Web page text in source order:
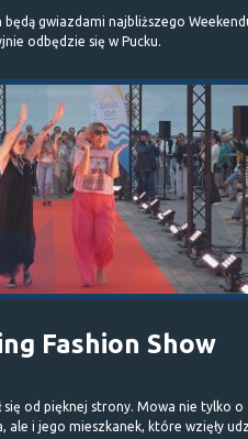
będą gwiazdami najbliższego
odbędzie się w Pucku.
Fashion Show
się od pięknej strony. Mowa nie tylko o
ale i jego mieszkanek, które wzięły